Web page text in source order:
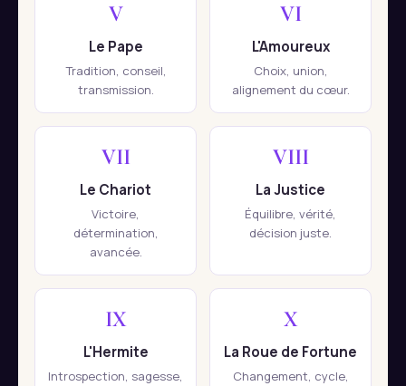
V
Le Pape
Tradition, conseil,
transmission.
VI
L'Amoureux
Choix, union,
alignement du cœur.
VII
Le Chariot
Victoire,
détermination,
avancée.
VIII
La Justice
Équilibre, vérité,
décision juste.
IX
L'Hermite
Introspection, sagesse,
X
La Roue de Fortune
Changement, cycle,